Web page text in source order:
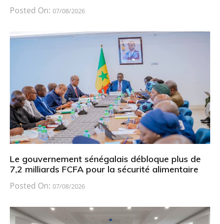
Posted On: 07/08/2026
Le gouvernement sénégalais débloque plus de
7,2 milliards FCFA pour la sécurité alimentaire
Posted On: 07/08/2026